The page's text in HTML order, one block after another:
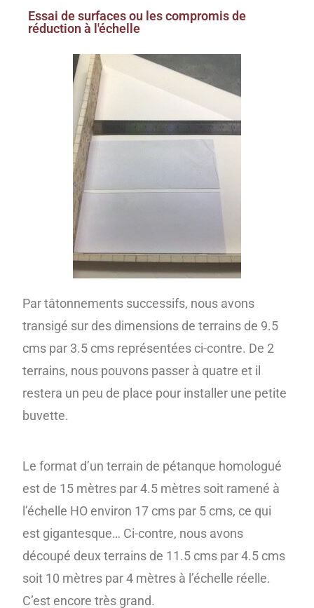
Essai de surfaces ou les compromis de
réduction à l'échelle
Par tâtonnements successifs, nous avons
transigé sur des dimensions de terrains de 9.5
cms par 3.5 cms représentées ci-contre. De 2
terrains, nous pouvons passer à quatre et il
restera un peu de place pour installer une petite
buvette.
Le format d’un terrain de pétanque homologué
est de 15 mètres par 4.5 mètres soit ramené à
l’échelle HO environ 17 cms par 5 cms, ce qui
est gigantesque… Ci-contre, nous avons
découpé deux terrains de 11.5 cms par 4.5 cms
soit 10 mètres par 4 mètres à l’échelle réelle.
C’est encore très grand.